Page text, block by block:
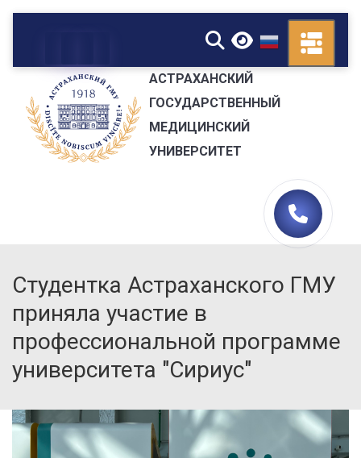
▼
АСТРАХАНСКИЙ
ГОСУДАРСТВЕННЫЙ
МЕДИЦИНСКИЙ
УНИВЕРСИТЕТ
Студентка Астраханского ГМУ
приняла участие в
профессиональной программе
университета "Сириус"